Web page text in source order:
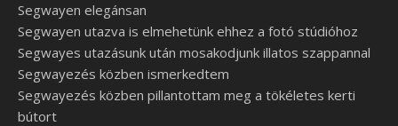
Segwayen elegánsan
Segwayen utazva is elmehetünk ehhez a fotó stúdióhoz
Segwayes utazásunk után mosakodjunk illatos szappannal
Segwayezés közben ismerkedtem
Segwayezés közben pillantottam meg a tökéletes kerti
bútort